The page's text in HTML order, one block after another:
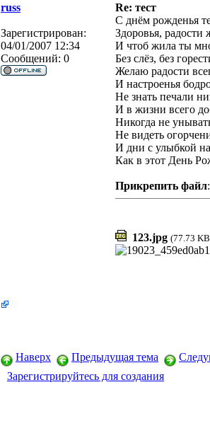
russ Re: тест
Зарегистрирован:
04/01/2007 12:34
Сообщений: 0
С днём рожденья
Здоровья, радости
И чтоб жила ты
Без слёз, без
Желаю радости
И настроенья
Не знать печали
И в жизни всего
Никогда не
Не видеть
И дни с улыбкой
Как в этот День
Прикрепить файл:
123.jpg (77.73
Наверх Предыдущая тема
Зарегистрируйтесь для создания